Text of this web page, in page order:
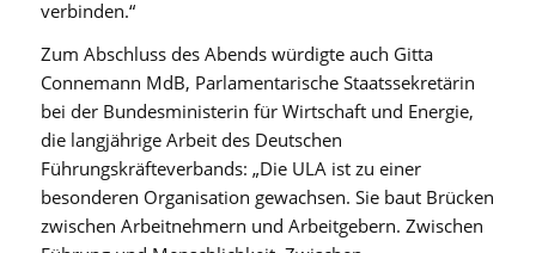
verbinden.“
Zum Abschluss des Abends würdigte auch Gitta
Connemann MdB, Parlamentarische Staatssekretärin
bei der Bundesministerin für Wirtschaft und Energie,
die langjährige Arbeit des Deutschen
Führungskräfteverbands: „Die ULA ist zu einer
besonderen Organisation gewachsen. Sie baut Brücken
zwischen Arbeitnehmern und Arbeitgebern. Zwischen